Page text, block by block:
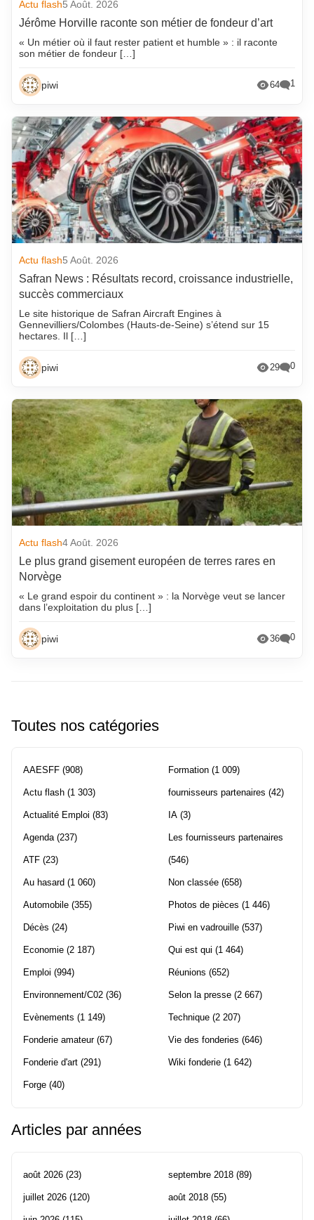
Actu flash5 Août. 2026
Jérôme Horville raconte son métier de fondeur d’art
« Un métier où il faut rester patient et humble » : il raconte
son métier de fondeur […]
piwi 64 1
Actu flash5 Août. 2026
Safran News : Résultats record, croissance industrielle,
succès commerciaux
Le site historique de Safran Aircraft Engines à
Gennevilliers/Colombes (Hauts-de-Seine) s’étend sur 15
hectares. Il […]
piwi 29 0
Actu flash4 Août. 2026
Le plus grand gisement européen de terres rares en
Norvège
« Le grand espoir du continent » : la Norvège veut se lancer
dans l’exploitation du plus […]
piwi 36 0
Toutes nos catégories
AAESFF (908)
Actu flash (1 303)
Actualité Emploi (83)
Agenda(237)
ATF (23)
Au hasard (1 060)
Automobile (355)
Décès (24)
Economie (2 187)
Emploi (994)
Environnement/C02 (36)
Evènements (1 149)
Fonderie amateur(67)
Fonderie d'art (291)
Forge (40)
Formation (1 009)
fournisseurs partenaires (42)
IA (3)
Les fournisseurs partenaires
(546)
Non classée (658)
Photos de pièces (1 446)
Piwi en vadrouille (537)
Qui est qui (1 464)
Réunions (652)
Selon la presse (2 667)
Technique (2 207)
Vie des fonderies (646)
Wiki fonderie (1 642)
Articles par années
août 2026 (23)
juillet 2026 (120)
septembre 2018 (89)
août 2018 (55)